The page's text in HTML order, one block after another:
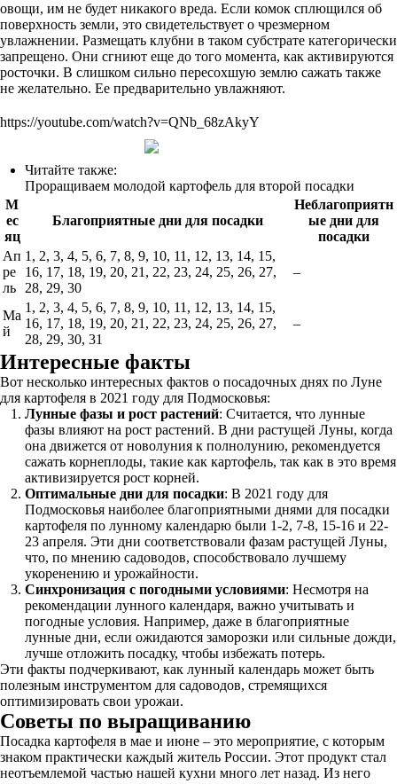
овощи, им не будет никакого вреда. Если комок сплющился об
поверхность земли, это свидетельствует о чрезмерном
увлажнении. Размещать клубни в таком субстрате категорически
запрещено. Они сгниют еще до того момента, как активируются
росточки. В слишком сильно пересохшую землю сажать также
не желательно. Ее предварительно увлажняют.
https://youtube.com/watch?v=QNb_68zAkyY
Читайте также:
Проращиваем молодой картофель для второй посадки
М
ес
яц
Благоприятные дни для посадки
Неблагоприятн
ые дни для
посадки
Ап
ре
ль
1, 2, 3, 4, 5, 6, 7, 8, 9, 10, 11, 12, 13, 14, 15,
16, 17, 18, 19, 20, 21, 22, 23, 24, 25, 26, 27,
28, 29, 30
–
Ма
й
1, 2, 3, 4, 5, 6, 7, 8, 9, 10, 11, 12, 13, 14, 15,
16, 17, 18, 19, 20, 21, 22, 23, 24, 25, 26, 27,
28, 29, 30, 31
–
Интересные факты
Вот несколько интересных фактов о посадочных днях по Луне
для картофеля в 2021 году для Подмосковья:
Лунные фазы и рост растений: Считается, что лунные
фазы влияют на рост растений. В дни растущей Луны, когда
она движется от новолуния к полнолунию, рекомендуется
сажать корнеплоды, такие как картофель, так как в это время
активизируется рост корней.
Оптимальные дни для посадки: В 2021 году для
Подмосковья наиболее благоприятными днями для посадки
картофеля по лунному календарю были 1-2, 7-8, 15-16 и 22-
23 апреля. Эти дни соответствовали фазам растущей Луны,
что, по мнению садоводов, способствовало лучшему
укоренению и урожайности.
Синхронизация с погодными условиями: Несмотря на
рекомендации лунного календаря, важно учитывать и
погодные условия. Например, даже в благоприятные
лунные дни, если ожидаются заморозки или сильные дожди,
лучше отложить посадку, чтобы избежать потерь.
Эти факты подчеркивают, как лунный календарь может быть
полезным инструментом для садоводов, стремящихся
оптимизировать свои урожаи.
Советы по выращиванию
Посадка картофеля в мае и июне – это мероприятие, с которым
знаком практически каждый житель России. Этот продукт стал
неотъемлемой частью нашей кухни много лет назад. Из него